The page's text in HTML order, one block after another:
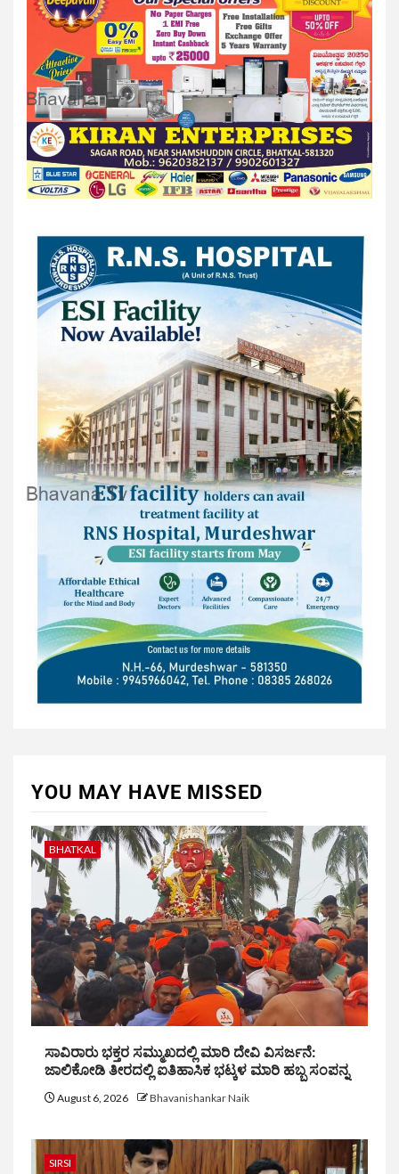
YOU MAY HAVE MISSED
BHATKAL
ಸಾವಿರಾರು ಭಕ್ತರ ಸಮ್ಮುಖದಲ್ಲಿ ಮಾರಿ ದೇವಿ ವಿಸರ್ಜನೆ:
ಜಾಲಿಕೋಡಿ ತೀರದಲ್ಲಿ ಐತಿಹಾಸಿಕ ಭಟ್ಕಳ ಮಾರಿ ಹಬ್ಬ ಸಂಪನ್ನ
August 6, 2026 Bhavanishankar Naik
SIRSI